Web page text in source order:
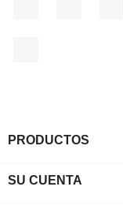
PRODUCTOS
SU CUENTA